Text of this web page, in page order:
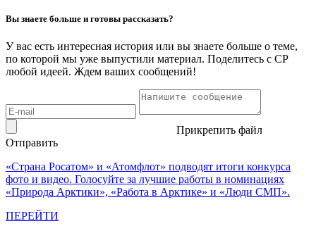
Вы знаете больше и готовы рассказать?
У вас есть интересная история или вы знаете больше о теме,
по которой мы уже выпустили материал. Поделитесь с СР
любой идеей. Ждем ваших сообщений!
Прикрепить файл
Отправить
«Страна Росатом» и «Атомфлот» подводят итоги конкурса
фото и видео. Голосуйте за лучшие работы в номинациях
«Природа Арктики», «Работа в Арктике» и «Люди СМП».
ПЕРЕЙТИ